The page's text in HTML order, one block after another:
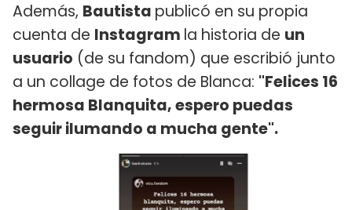
Además, Bautista publicó en su propia
cuenta de Instagram la historia de un
usuario (de su fandom) que escribió junto
a un collage de fotos de Blanca: "Felices 16
hermosa Blanquita, espero puedas
seguir ilumando a mucha gente".